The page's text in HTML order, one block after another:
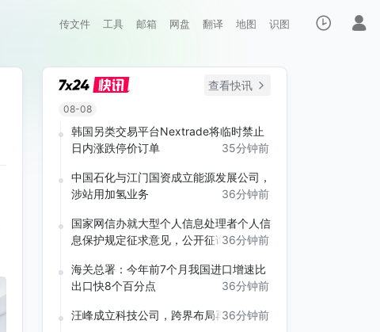
传文件 工具 邮箱 网盘 翻译 地图 识图
查看快讯
08-08
35分钟前
韩国另类交易平台Nextrade将临时禁止
日内涨跌停价订单
36分钟前
中国石化与江门国资成立能源发展公司，
涉站用加氢业务
36分钟前
国家网信办就大型个人信息处理者个人信
息保护规定征求意见，公开征询意见
36分钟前
海关总署：今年前7个月我国进口增速比
出口快8个百分点
36分钟前
汪峰成立科技公司，跨界布局再引关注